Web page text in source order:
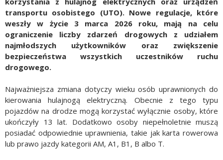
transportu osobistego (UTO). Nowe regulacje, które
weszły w życie 3 marca 2026 roku, mają na celu
ograniczenie liczby zdarzeń drogowych z udziałem
najmłodszych użytkowników oraz zwiększenie
bezpieczeństwa wszystkich uczestników ruchu
drogowego.
Najważniejsza zmiana dotyczy wieku osób uprawnionych do
kierowania hulajnogą elektryczną. Obecnie z tego typu
pojazdów na drodze mogą korzystać wyłącznie osoby, które
ukończyły 13 lat. Dodatkowo osoby niepełnoletnie muszą
posiadać odpowiednie uprawnienia, takie jak karta rowerowa
lub prawo jazdy kategorii AM, A1, B1, B albo T.